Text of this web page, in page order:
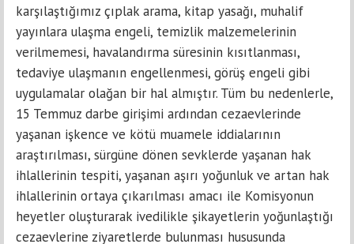
karşılaştığımız çıplak arama, kitap yasağı, muhalif
yayınlara ulaşma engeli, temizlik malzemelerinin
verilmemesi, havalandırma süresinin kısıtlanması,
tedaviye ulaşmanın engellenmesi, görüş engeli gibi
uygulamalar olağan bir hal almıştır. Tüm bu nedenlerle,
15 Temmuz darbe girişimi ardından cezaevlerinde
yaşanan işkence ve kötü muamele iddialarının
araştırılması, sürgüne dönen sevklerde yaşanan hak
ihlallerinin tespiti, yaşanan aşırı yoğunluk ve artan hak
ihlallerinin ortaya çıkarılması amacı ile Komisyonun
heyetler oluşturarak ivedilikle şikayetlerin yoğunlaştığı
cezaevlerine ziyaretlerde bulunması hususunda